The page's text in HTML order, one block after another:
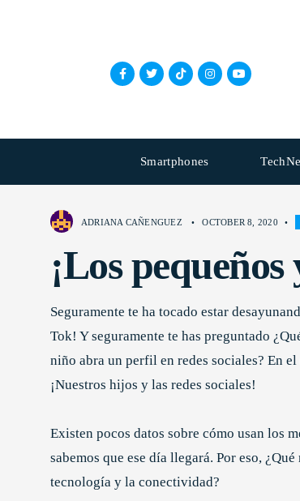
Smartphones
ADRIANA CAÑENGUEZ • OCTOBER 8, 2020 •
¡Los pequeños
Seguramente te ha tocado estar
Tok! Y seguramente te has preguntado
niño abra un perfil en redes sociales? En
¡Nuestros hijos y las redes sociales!
Existen pocos datos sobre cómo usan los
sabemos que ese día llegará. Por eso,
tecnología y la conectividad?